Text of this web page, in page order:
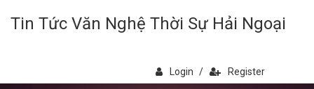
Tin Tức Văn Nghệ Thời Sự Hải Ngoại
Login / Register